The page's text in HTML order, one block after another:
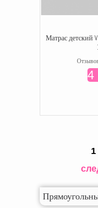
Матрас детский
4
1